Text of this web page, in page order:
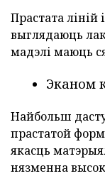
Прастата ліній
выглядаюць
мадэлі маюць
Эканом
Найбольш
прастатой
якасць
нязменна